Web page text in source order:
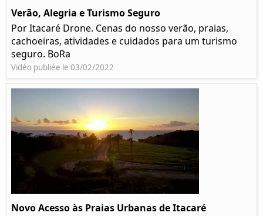
Verão, Alegria e Turismo Seguro
Por Itacaré Drone. Cenas do nosso verão, praias,
cachoeiras, atividades e cuidados para um turismo
seguro. BoRa
Vidéo publiée le 03/02/2022
Novo Acesso às Praias Urbanas de Itacaré